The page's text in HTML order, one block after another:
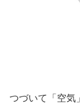
つづいて「空気